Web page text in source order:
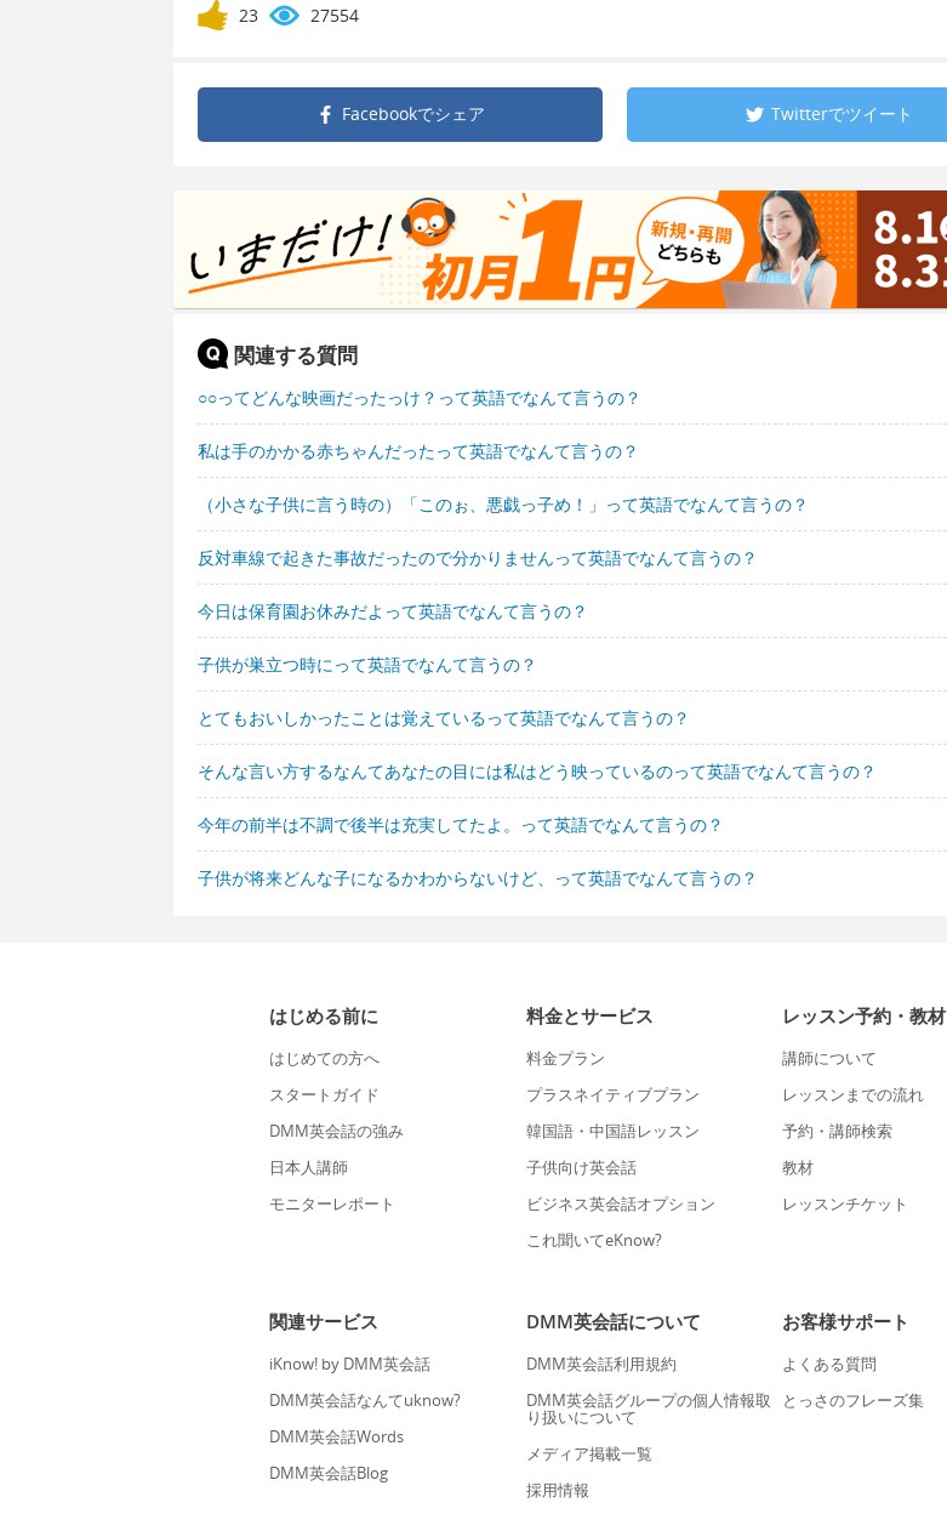
23 27554
Facebookでシェア Twitterでツイート
関連する質問
○○ってどんな映画だったっけ？って英語でなんて言うの？
私は手のかかる赤ちゃんだったって英語でなんて言うの？
（小さな子供に言う時の）「このぉ、悪戯っ子め！」って英語でなんて言うの？
反対車線で起きた事故だったので分かりませんって英語でなんて言うの？
今日は保育園お休みだよって英語でなんて言うの？
子供が巣立つ時にって英語でなんて言うの？
とてもおいしかったことは覚えているって英語でなんて言うの？
そんな言い方するなんてあなたの目には私はどう映っているのって英語でなんて言うの？
今年の前半は不調で後半は充実してたよ。って英語でなんて言うの？
子供が将来どんな子になるかわからないけど、って英語でなんて言うの？
はじめる前に
はじめての方へ
スタートガイド
DMM英会話の強み
日本人講師
モニターレポート
料金とサービス
料金プラン
プラスネイティブプラン
韓国語・中国語レッスン
子供向け英会話
ビジネス英会話オプション
これ聞いてeKnow?
レッスン予約・教材
講師について
レッスンまでの流れ
予約・講師検索
教材
レッスンチケット
関連サービス
iKnow! by DMM英会話
DMM英会話なんてuknow?
DMM英会話Words
DMM英会話Blog
DMM英会話について
DMM英会話利用規約
DMM英会話グループの個人情報取
り扱いについて
メディア掲載一覧
採用情報
お客様サポート
よくある質問
とっさのフレーズ集